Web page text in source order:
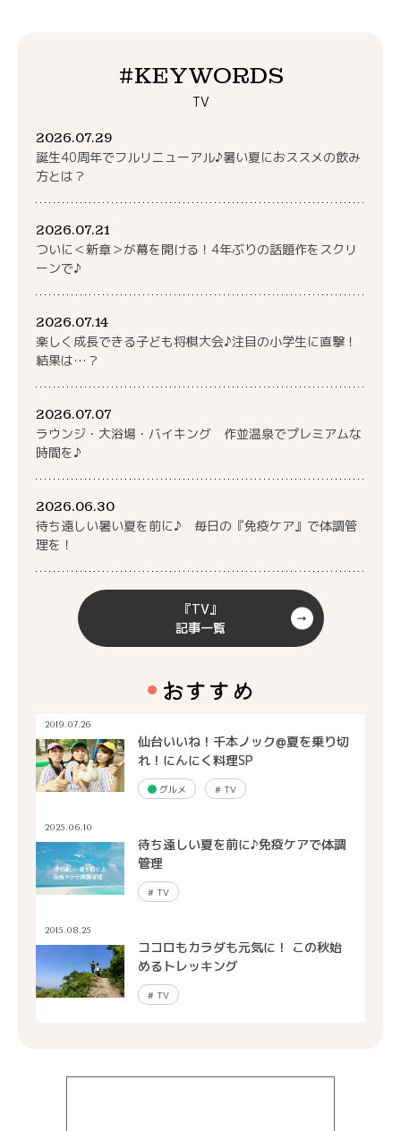
#KEYWORDS
TV
2026.07.29
誕生40周年でフルリニューアル♪暑い夏におススメの飲み
方とは？
2026.07.21
ついに＜新章＞が幕を開ける！4年ぶりの話題作をスクリ
ーンで♪
2026.07.14
楽しく成長できる子ども将棋大会♪注目の小学生に直撃！
結果は…？
2026.07.07
ラウンジ・大浴場・バイキング 作並温泉でプレミアムな
時間を♪
2026.06.30
待ち遠しい暑い夏を前に♪ 毎日の『免疫ケア』で体調管
理を！
『TV』
記事一覧
おすすめ
2019.07.26
仙台いいね！千本ノック@夏を乗り切
れ！にんにく料理SP
グルメ #TV
2025.06.10
待ち遠しい夏を前に♪免疫ケアで体調
管理
#TV
2015.08.25
ココロもカラダも元気に！ この秋始
めるトレッキング
#TV